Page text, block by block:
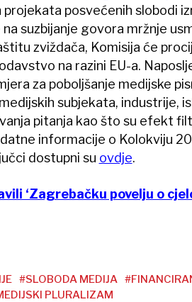
posvećenih slobodi
suzbijanje govora mržnje
zviždača, Komisija će
na razini EU-a.
za poboljšanje medijske
subjekata, industrije,
pitanja kao što su efekt
informacije o Kolokviju
dostupni su ovdje.
‘Zagrebačku povelju o
#SLOBODA MEDIJA
PLURALIZAM